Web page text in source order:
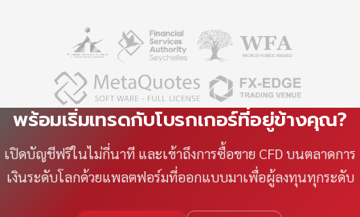
พร้อมเริ่มเทรดกับโบรกเกอร์ที่อยู่ข้างคุณ?
เปิดบัญชีฟรีในไม่กี่นาที และเข้าถึงการซื้อขาย CFD บนตลาดการ
เงินระดับโลกด้วยแพลตฟอร์มที่ออกแบบมาเพื่อผู้ลงทุนทุกระดับ